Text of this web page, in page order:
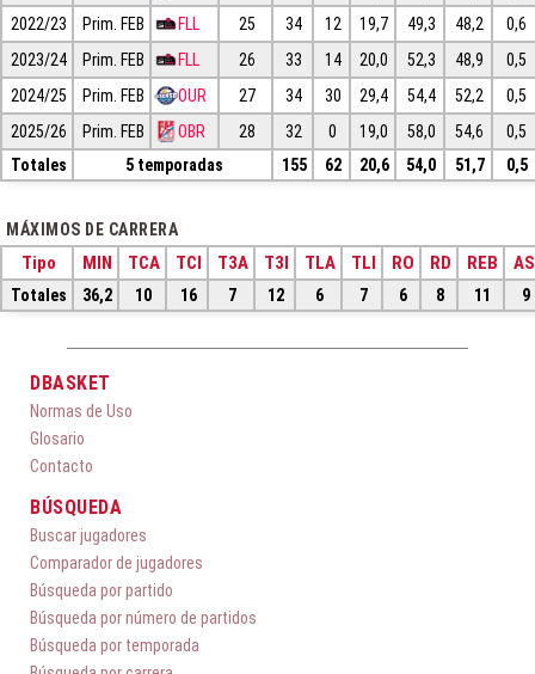
2022/23
Prim. FEB FLL 25 34 12 19,7 49,3 48,2
0,6
2023/24
Prim. FEB FLL 26 33 14 20,0 52,3 48,9
0,5
2024/25
Prim. FEB OUR 27 34 30 29,4 54,4 52,2
0,5
2025/26
Prim. FEB OBR 28 32 0 19,0 58,0 54,6
0,5
Totales
5 temporadas 155 62 20,6 54,0 51,7 0,5
MÁXIMOS DE CARRERA
Tipo MIN TCA TCI T3A T3I TLA TLI RO RD REB
Totales 36,2 10 16 7 12 6 7 6 8 11 9
DBASKET
Normas de Uso
Glosario
Contacto
BÚSQUEDA
Buscar jugadores
Comparador de jugadores
Búsqueda por partido
Búsqueda por número de partidos
Búsqueda por temporada